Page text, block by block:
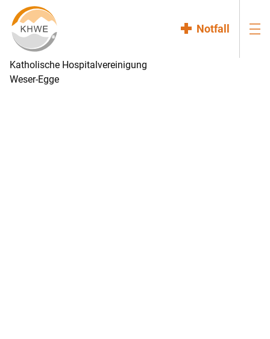
Katholische Hospitalvereinigung
Weser-Egge
Notfall